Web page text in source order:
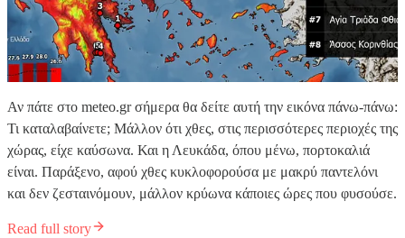
Αν πάτε στο meteo.gr σήμερα θα δείτε αυτή την εικόνα πάνω-πάνω:
Τι καταλαβαίνετε; Μάλλον ότι χθες, στις περισσότερες περιοχές της
χώρας, είχε καύσωνα. Και η Λευκάδα, όπου μένω, πορτοκαλιά
είναι. Παράξενο, αφού χθες κυκλοφορούσα με μακρύ παντελόνι
και δεν ζεσταινόμουν, μάλλον κρύωνα κάποιες ώρες που φυσούσε.
Read full story